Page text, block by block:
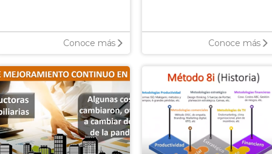
Conoce más Conoce más